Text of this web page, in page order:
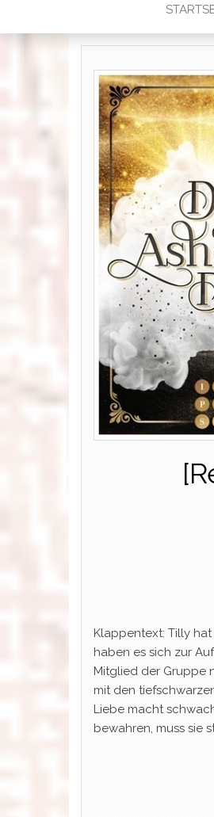
Klappentext: Tilly
haben es sich zur
Mitglied der Gruppe
mit den
Liebe macht
bewahren, muss sie